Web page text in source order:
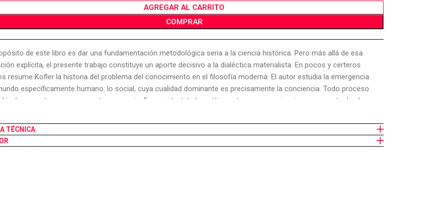
AGREGAR AL CARRITO
COMPRAR
de este libro es dar una fundamentación metodológica seria a la ciencia histórica. Pero más allá de esa
explícita, el presente trabajo constituye un aporte decisivo a la dialéctica materialista. En pocos y certeros
resume Kofler la historia del problema del conocimiento en el filosofía moderna. El autor estudia la emergencia
específicamente humano: lo social, cuya cualidad dominante es precisamente la conciencia. Todo proceso
incluye a esta como momento necesario. En esa identidad genética entre ser y conciencia se encuentra la clave
identidad epistemológica. Conocer la esencia de la praxis social implica conocer la esencia de la conciencia. De
la dialéctica específica del proceso histórico: el vuelco de lo subjetivo a lo objetivo, y viceversa. Pero unidad
no es totalidad indiferenciada: ser y conciencia subsisten como momentos conservados en la articulación del
Este libro, conciso y denso, en cuya prosa incisiva se advierte la polémica implícita, está lejos de ser repetición
TÉCNICA